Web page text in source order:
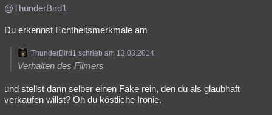
@ThunderBird1
Du erkennst Echtheitsmerkmale am
ThunderBird1 schrieb am 13.03.2014:
Verhalten des Filmers
und stellst dann selber einen Fake rein, den du als glaubhaft
verkaufen willst? Oh du köstliche Ironie.